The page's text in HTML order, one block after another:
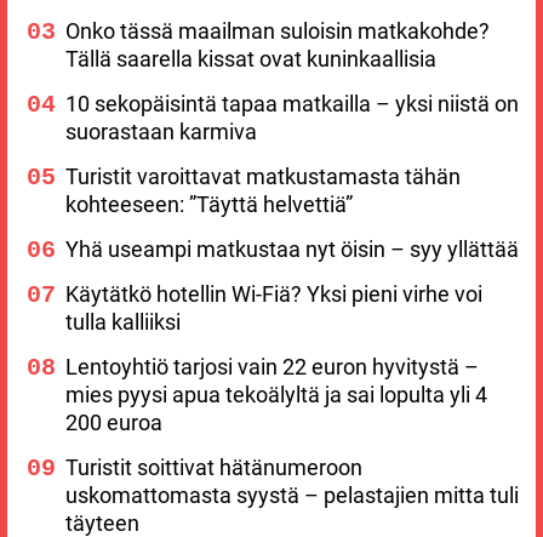
Onko tässä maailman suloisin matkakohde?
Tällä saarella kissat ovat kuninkaallisia
10 sekopäisintä tapaa matkailla – yksi niistä on
suorastaan karmiva
Turistit varoittavat matkustamasta tähän
kohteeseen: ”Täyttä helvettiä”
Yhä useampi matkustaa nyt öisin – syy yllättää
Käytätkö hotellin Wi-Fiä? Yksi pieni virhe voi
tulla kalliiksi
Lentoyhtiö tarjosi vain 22 euron hyvitystä –
mies pyysi apua tekoälyltä ja sai lopulta yli 4
200 euroa
Turistit soittivat hätänumeroon
uskomattomasta syystä – pelastajien mitta tuli
täyteen